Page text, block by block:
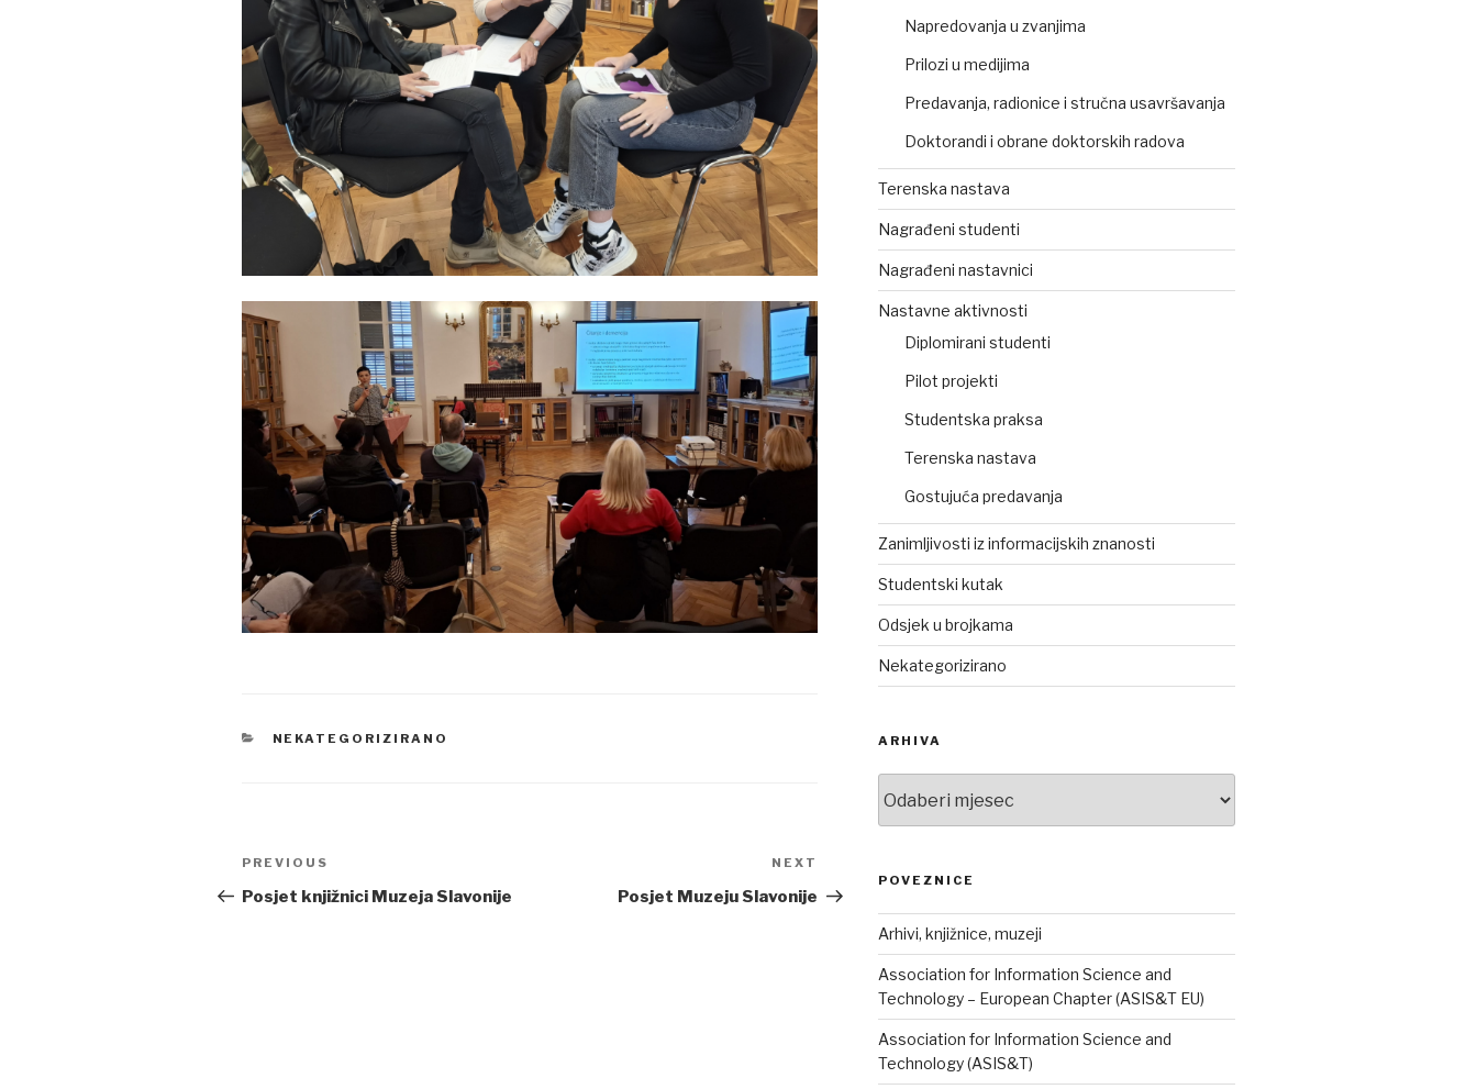
CATEGORIES
NEKATEGORIZIRANO
Post
navigation
Previous
Post
PREVIOUS
Posjet knjižnici Muzeja Slavonije
Post
NEXT
Posjet Muzeju Slavonije
Napredovanja u zvanjima
Prilozi u medijima
Predavanja, radionice i stručna usavršavanja
Doktorandi i obrane doktorskih radova
Terenska nastava
Nagrađeni studenti
Nagrađeni nastavnici
Nastavne aktivnosti
Diplomirani studenti
Pilot projekti
Studentska praksa
Terenska nastava
Gostujuća predavanja
Zanimljivosti iz informacijskih znanosti
Studentski kutak
Odsjek u brojkama
Nekategorizirano
ARHIVA
POVEZNICE
Arhivi, knjižnice, muzeji
Association for Information Science and
Technology – European Chapter (ASIS&T EU)
Association for Information Science and
Technology (ASIS&T)